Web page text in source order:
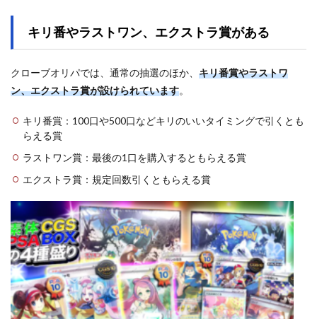
キリ番やラストワン、エクストラ賞がある
クローブオリパでは、通常の抽選のほか、 キリ番賞やラストワ
ン、エクストラ賞が設けられています。
キリ番賞：100口や500口などキリのいいタイミングで引くとも
らえる賞
ラストワン賞：最後の1口を購入するともらえる賞
エクストラ賞：規定回数引くともらえる賞